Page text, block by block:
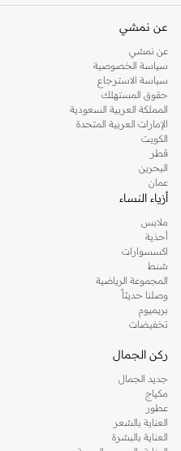
عن نمشي
عن نمشي
سياسة الخصوصية
سياسة الاسترجاع
حقوق المستهلك
المملكة العربية السعودية
الإمارات العربية المتحدة
الكويت
قطر
البحرين
عمان
أزياء النساء
ملابس
أحذية
اكسسوارات
شنط
المجموعة الرياضية
وصلنا حديثاً
بريميوم
تخفيضات
ركن الجمال
جديد الجمال
مكياج
عطور
العناية بالشعر
العناية بالبشرة